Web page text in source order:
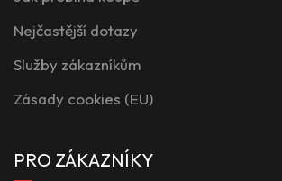
Nejčastější dotazy
Služby zákazníkům
Zásady cookies (EU)
PRO ZÁKAZNÍKY